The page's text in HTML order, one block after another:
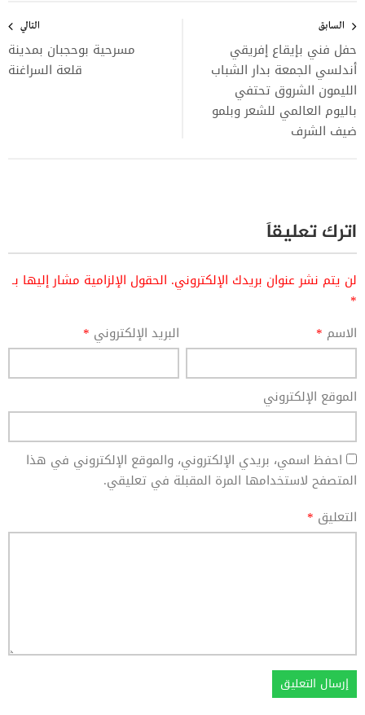
المقالات
السابق
حفل فني بإيقاع إفريقي
أندلسي الجمعة بدار الشباب
الليمون الشروق تحتفي
باليوم العالمي للشعر وبلمو
ضيف الشرف
التالي
مسرحية بوحجبان بمدينة
قلعة السراغنة
اترك تعليقاً
لن يتم نشر عنوان بريدك الإلكتروني. الحقول الإلزامية مشار إليها بـ
*
الاسم * البريد الإلكتروني *
الموقع الإلكتروني
احفظ اسمي، بريدي الإلكتروني، والموقع الإلكتروني في هذا
المتصفح لاستخدامها المرة المقبلة في تعليقي.
التعليق *